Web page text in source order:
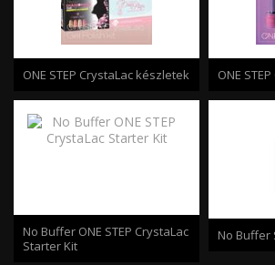
ONE STEP CrystaLac készletek ONE
No Buffer ONE STEP CrystaLac
Starter Kit
No Buffer